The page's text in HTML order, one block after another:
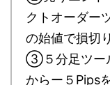
クトオーダー
の始値で損切り
③５分足ツー
からー５Pips